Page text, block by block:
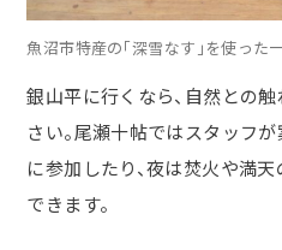
魚沼市特産の「深雪なす」を使った
銀山平に行くなら、自然との
さい。尾瀬十帖ではスタッフ
に参加したり、夜は焚火や満
できます。